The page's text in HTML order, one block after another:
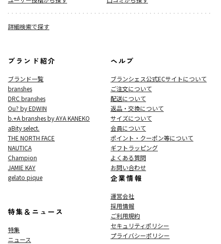
詳細検索で探す
ブランド紹介
ブランド一覧
branshes
DRC branshes
Ou? by EDWIN
b.+A branshes by AYA KANEKO
aBity select.
THE NORTH FACE
NAUTICA
Champion
JAMIE KAY
gelato pique
特集＆ニュース
特集
ニュース
ヘルプ
ブランシェス公式ECサイトについて
ご注文について
配送について
返品・交換について
サイズについて
会員について
ポイント・クーポン等について
ギフトラッピング
よくある質問
お問い合わせ
企業情報
運営会社
採用情報
ご利用規約
セキュリティポリシー
プライバシーポリシー